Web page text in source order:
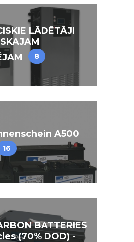
LĀDĒTĀJI
8
A500
16
BATTERIES
(70% DOD) -